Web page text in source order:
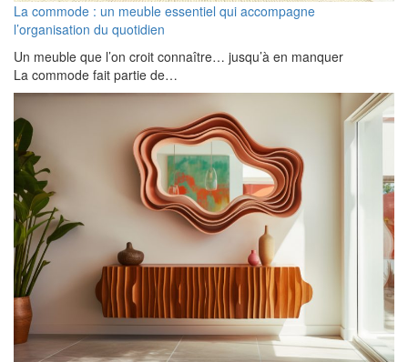
La commode : un meuble essentiel qui accompagne
l’organisation du quotidien
Un meuble que l’on croit connaître… jusqu’à en manquer
La commode fait partie de…